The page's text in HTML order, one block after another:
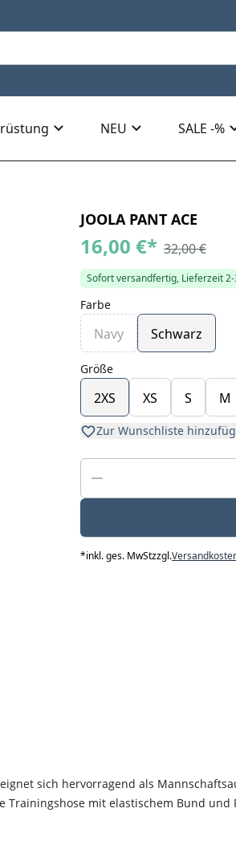
NEU SALE -%
JOOLA PANT ACE
16,00 €* 32,00 €
Sofort versandfertig, Lieferzeit
Farbe
Navy Schwarz
Größe
2XS XS S M
Zur Wunschliste
*inkl. ges. MwStzzgl.
sich hervorragend als
mit elastischem Bund